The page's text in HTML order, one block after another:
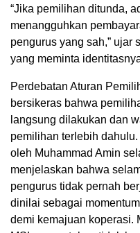
“Jika pemilihan ditunda,
menangguhkan
pengurus yang sah,” ujar
yang meminta
Perdebatan Aturan
bersikeras bahwa
langsung dilakukan dan
pemilihan terlebih
oleh Muhammad Amin
menjelaskan bahwa
pengurus tidak pernah
dinilai sebagai
demi kemajuan koperasi.